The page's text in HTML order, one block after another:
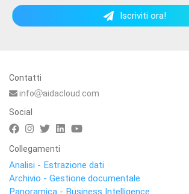
Iscriviti ora!
Contatti
info
aidacloud.com
Social
Collegamenti
Analisi - Estrazione dati
Archivio - Gestione documentale
Panoramica - Business Intelligence